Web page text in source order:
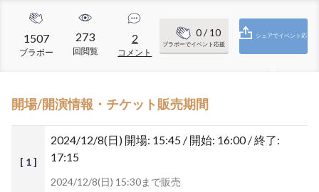
1507
ブラボー
273
回閲覧
2
コメント
0/ 10
ブラボーでイベント応援
シェアでイベント応
開場/開演情報・チケット販売期間
[ 1 ]
2024/12/8(日) 開場: 15:45 / 開始: 16:00 / 終了:
17:15
2024/12/8(日) 15:30まで販売